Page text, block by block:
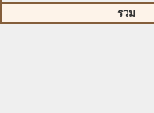
รวม